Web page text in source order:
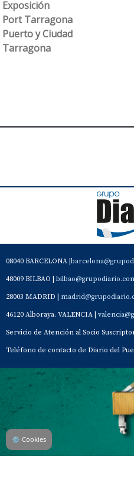
Exposición
Port Tarragona
Puerto y Ciudad
Tarragona
08040 BARCELONA |
48009 BILBAO |
28003 MADRID |
46120 Alboraya. VALENCIA |
Servicio de Atención al Socio
Teléfono de contacto de Diario del
Contacto Aviso Legal Quiénes
⚙ Cookies